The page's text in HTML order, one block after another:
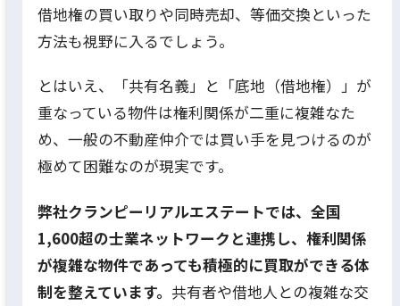
借地権の買い取りや同時売却、等価交換といった
方法も視野に入るでしょう。
とはいえ、「共有名義」と「底地（借地権）」が
重なっている物件は権利関係が二重に複雑なた
め、一般の不動産仲介では買い手を見つけるのが
極めて困難なのが現実です。
弊社クランピーリアルエステートでは、全国
1,600超の士業ネットワークと連携し、権利関係
が複雑な物件であっても積極的に買取ができる体
制を整えています。 共有者や借地人との複雑な交